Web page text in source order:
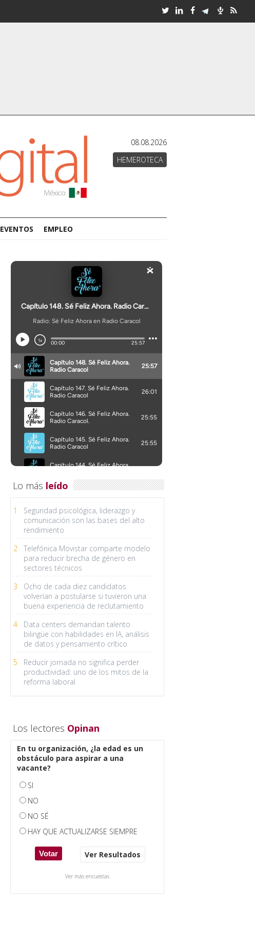
08.08.2026
HEMEROTECA
EVENTOS EMPLEO
Lo más leído
1
Seguridad psicológica, liderazgo y
comunicación son las bases del alto
rendimiento
2
Telefónica Movistar comparte modelo
para reducir brecha de género en
sectores técnicos
3
Ocho de cada diez candidatos
volverían a postularse si tuvieron una
buena experiencia de reclutamiento
4
Data centers demandan talento
bilingüe con habilidades en IA, análisis
de datos y pensamiento crítico
5
Reducir jornada no significa perder
productividad: uno de los mitos de la
reforma laboral
Los lectores Opinan
En tu organización, ¿la edad es un
obstáculo para aspirar a una
vacante?
SI
NO
NO SÉ
HAY QUE ACTUALIZARSE SIEMPRE
Ver Resultados
Ver más encuestas